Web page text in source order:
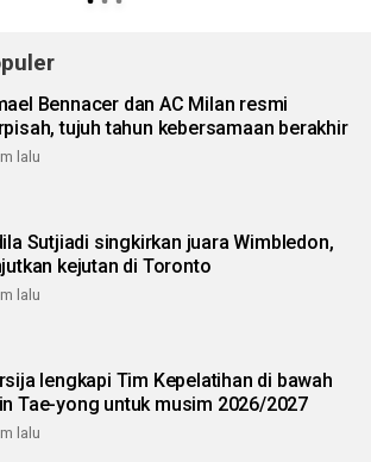
Bennacer dan AC Milan resmi
tujuh tahun kebersamaan berakhir
lalu
Sutjiadi singkirkan juara Wimbledon,
kejutan di Toronto
lalu
lengkapi Tim Kepelatihan di bawah
Tae-yong untuk musim 2026/2027
lalu